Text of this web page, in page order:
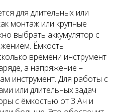
для длительных или
монтаж или крупные
выбрать аккумулятор с
Ёмкость
времени инструмент
а напряжение –
инструмент. Для работы с
или длительных задач
с ёмкостью от 3 Ач и